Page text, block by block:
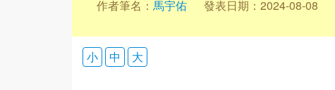
作者筆名： 馬宇佑 發表日期：2024-08-08
小 中 大